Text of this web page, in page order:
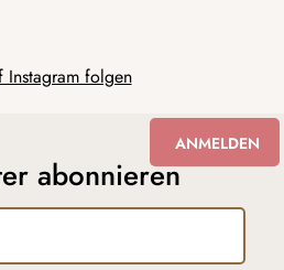
Instagram folgen
abonnieren
ANMELDEN